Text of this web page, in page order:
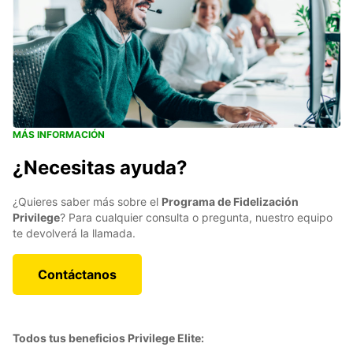
MÁS INFORMACIÓN
¿Necesitas ayuda?
¿Quieres saber más sobre el Programa de Fidelización
Privilege? Para cualquier consulta o pregunta, nuestro equipo
te devolverá la llamada.
Contáctanos
Todos tus beneficios Privilege Elite: